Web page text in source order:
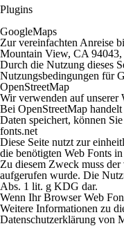
Plugins
GoogleMaps
Zur vereinfachten Anreise
Mountain View, CA 94043,
Durch die Nutzung dieses
Nutzungsbedingungen für
OpenStreetMap
Wir verwenden auf unserer
Bei OpenStreetMap
Daten speichert, können
fonts.net
Diese Seite nutzt zur
die benötigten Web Fonts
Zu diesem Zweck muss
aufgerufen wurde. Die
Abs. 1 lit. g KDG dar.
Wenn Ihr Browser Web
Weitere Informationen zu
Datenschutzerklärung von